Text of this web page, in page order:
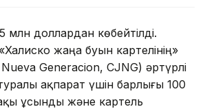
доллардан көбейтілді.
«Халиско жаңа буын картелінің»
Generacion, CJNG) әртүрлі
ақпарат үшін барлығы 100
ұсынды және картель